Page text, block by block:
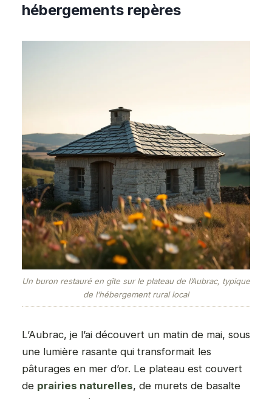
hébergements repères
Un buron restauré en gîte sur le plateau de l’Aubrac, typique
de l’hébergement rural local
L’Aubrac, je l’ai découvert un matin de mai, sous
une lumière rasante qui transformait les
pâturages en mer d’or. Le plateau est couvert
de prairies naturelles, de murets de basalte